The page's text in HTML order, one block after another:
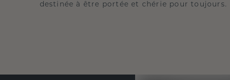
destinée à être portée et chérie pour toujours.